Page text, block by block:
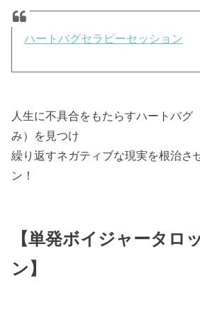
ハートバグセラピーセッション
人生に不具合をもたらすハートバグ
み）を見つけ
繰り返すネガティブな現実を根治さ
ン！
【単発ボイジャータロ
ン】